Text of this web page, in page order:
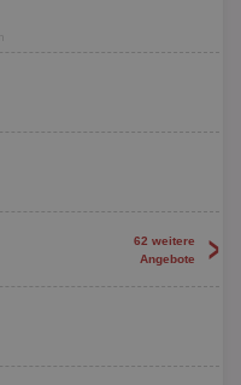
62 weitere
Angebote
>